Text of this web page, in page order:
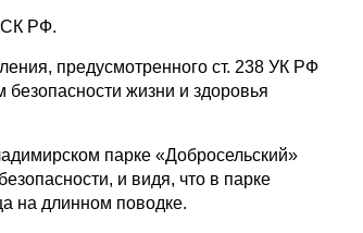
СК РФ.
предусмотренного ст. 238 УК РФ
безопасности жизни и здоровья
парке «Добросельский»
и видя, что в парке
на длинном поводке.